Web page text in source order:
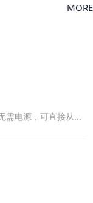
MORE
需电源，可直接从...